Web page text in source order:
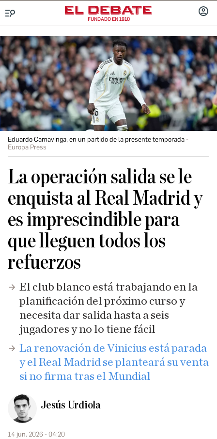
FUNDADO EN 1910
Eduardo Camavinga, en un partido de la presente temporada
Europa Press
La operación salida se le
enquista al Real Madrid y
es imprescindible para
que lleguen todos los
refuerzos
El club blanco está trabajando en la
planificación del próximo curso y
necesita dar salida hasta a seis
jugadores y no lo tiene fácil
La renovación de Vinicius está parada
y el Real Madrid se planteará su venta
si no firma tras el Mundial
Jesús Urdiola
14 jun. 2026 - 04:20